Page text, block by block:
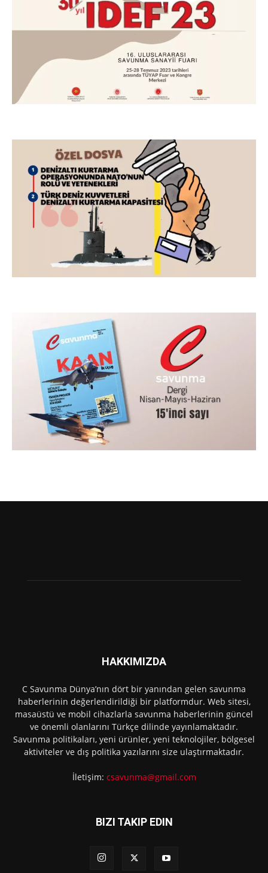
HAKKIMIZDA
C Savunma Dünya’nın dört bir yanından gelen savunma
haberlerinin değerlendirildiği bir platformdur. Web sitesi,
masaüstü ve mobil cihazlarla savunma haberlerinin güncel
ve önemli olanlarını Türkçe dilinde yayınlamaktadır.
Savunma politikaları, yeni ürünler, yeni teknolojiler, bölgesel
aktiviteler ve dış politika yazılarını size ulaştırmaktadır.
İletişim: csavunma@gmail.com
BIZI TAKIP EDIN